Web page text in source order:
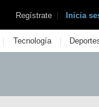
Regístrate | Inicia
| Tecnología |